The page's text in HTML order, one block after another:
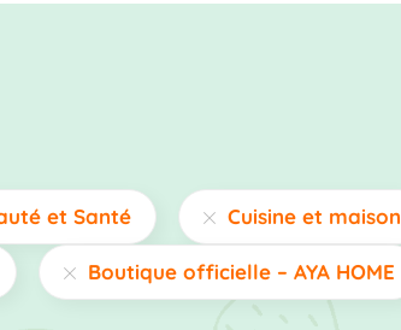
et Santé Cuisine et maison
Boutique officielle – AYA HOME